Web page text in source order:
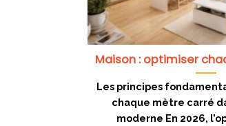
Maison : optimiser
Les principes
chaque mètre carré
moderne En 2026,